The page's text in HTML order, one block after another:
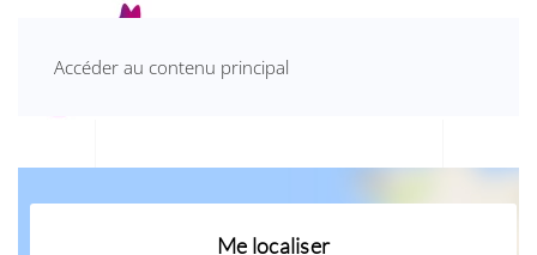
Accéder au contenu principal
Me localiser